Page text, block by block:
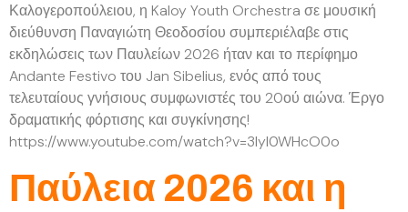
Καλογεροπούλειου, η Kaloy Youth Orchestra σε μουσική
διεύθυνση Παναγιώτη Θεοδοσίου συμπεριέλαβε στις
εκδηλώσεις των Παυλείων 2026 ήταν και το περίφημο
Andante Festivo του Jan Sibelius, ενός από τους
τελευταίους γνήσιους συμφωνιστές του 20ού αιώνα. Έργο
δραματικής φόρτισης και συγκίνησης!
https://www.youtube.com/watch?v=3lyl0WHcO0o
Παύλεια 2026 και η